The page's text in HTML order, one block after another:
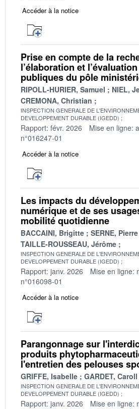
Accéder à la notice
Prise en compte de la
l’élaboration et
publiques du pôle
RIPOLL-HURIER, Samuel
NIEL,
CREMONA, Christian
INSPECTION GENERALE DE
DEVELOPPEMENT DURABLE (IGEDD)
Rapport: févr. 2026 Mise en ligne:
n°016247-01
Accéder à la notice
Les impacts du
numérique et de ses
mobilité quotidienne
BACCAINI, Brigitte
SERNE, Pierre
TAILLE-ROUSSEAU, Jérôme
INSPECTION GENERALE DE
DEVELOPPEMENT DURABLE (IGEDD)
Rapport: janv. 2026 Mise en ligne:
n°016098-01
Accéder à la notice
Parangonnage sur
produits
l'entretien des pelouses
GRIFFE, Isabelle GARDET, Caroll
INSPECTION GENERALE DE
DEVELOPPEMENT DURABLE (IGEDD)
Rapport: janv. 2026 Mise en ligne: